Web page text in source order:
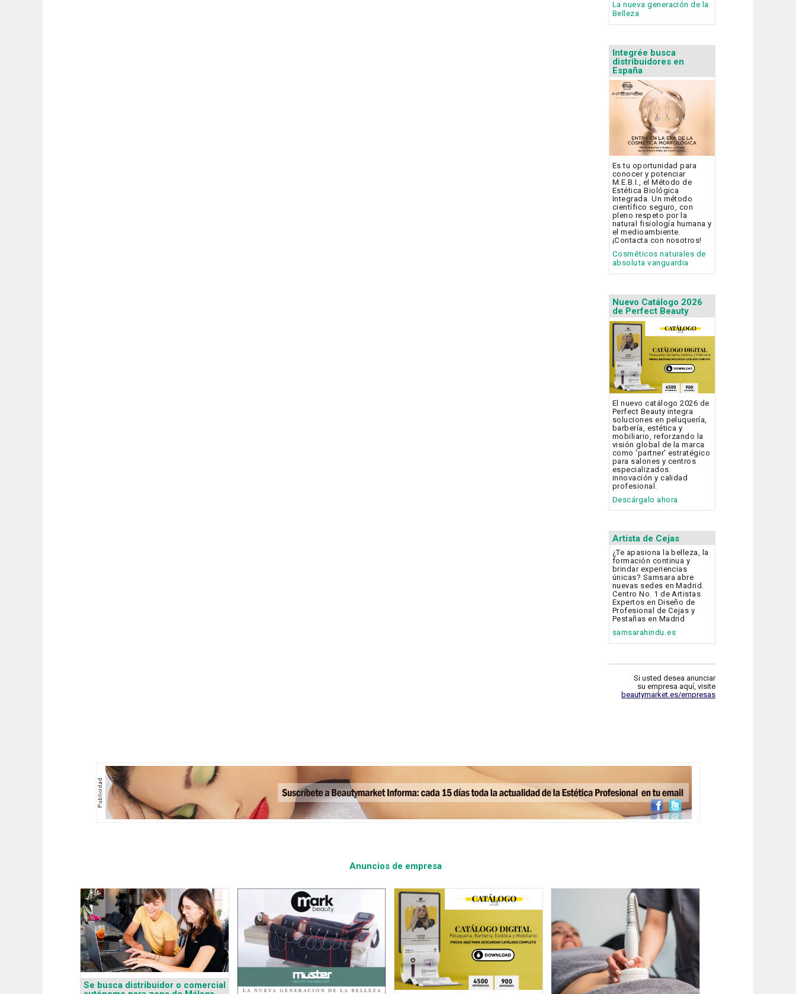
La nueva generación de la
Belleza
Integrée busca
distribuidores en
España
Es tu oportunidad para
conocer y potenciar
M.E.B.I., el Método de
Estética Biológica
Integrada. Un método
científico seguro, con
pleno respeto por la
natural fisiología humana y
el medioambiente.
¡Contacta con nosotros!
Cosméticos naturales de
absoluta vanguardia
Nuevo Catálogo 2026
de Perfect Beauty
El nuevo catálogo 2026 de
Perfect Beauty integra
soluciones en peluquería,
barbería, estética y
mobiliario, reforzando la
visión global de la marca
como 'partner' estratégico
para salones y centros
especializados.
innovación y calidad
profesional.
Descárgalo ahora
Artista de Cejas
¿Te apasiona la belleza, la
formación continua y
brindar experiencias
únicas? Samsara abre
nuevas sedes en Madrid.
Centro No. 1 de Artistas
Expertos en Diseño de
Profesional de Cejas y
Pestañas en Madrid
samsarahindu.es
Si usted desea anunciar
su empresa aquí, visite
beautymarket.es/empresas
Anuncios de empresa
Se busca distribuidor o comercial